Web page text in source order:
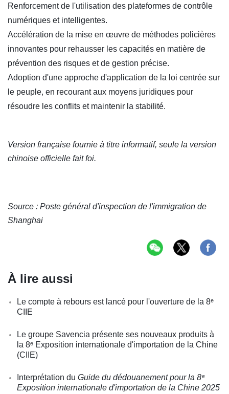
Renforcement de l'utilisation des plateformes de contrôle
numériques et intelligentes.
Accélération de la mise en œuvre de méthodes policières
innovantes pour rehausser les capacités en matière de
prévention des risques et de gestion précise.
Adoption d'une approche d'application de la loi centrée sur
le peuple, en recourant aux moyens juridiques pour
résoudre les conflits et maintenir la stabilité.
Version française fournie à titre informatif, seule la version
chinoise officielle fait foi.
Source : Poste général d'inspection de l'immigration de
Shanghai
À lire aussi
Le compte à rebours est lancé pour l'ouverture de la 8ᵉ
CIIE
Le groupe Savencia présente ses nouveaux produits à
la 8ᵉ Exposition internationale d'importation de la Chine
(CIIE)
Interprétation du Guide du dédouanement pour la 8ᵉ
Exposition internationale d'importation de la Chine 2025